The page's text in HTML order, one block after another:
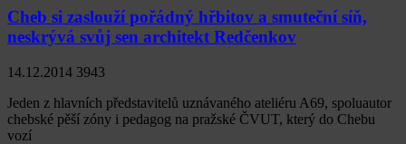
Cheb si zaslouží pořádný hřbitov a smuteční síň,
neskrývá svůj sen architekt Redčenkov
14.12.2014 3943
Jeden z hlavních představitelů uznávaného ateliéru A69, spoluautor
chebské pěší zóny i pedagog na pražské ČVUT, který do Chebu
vozí